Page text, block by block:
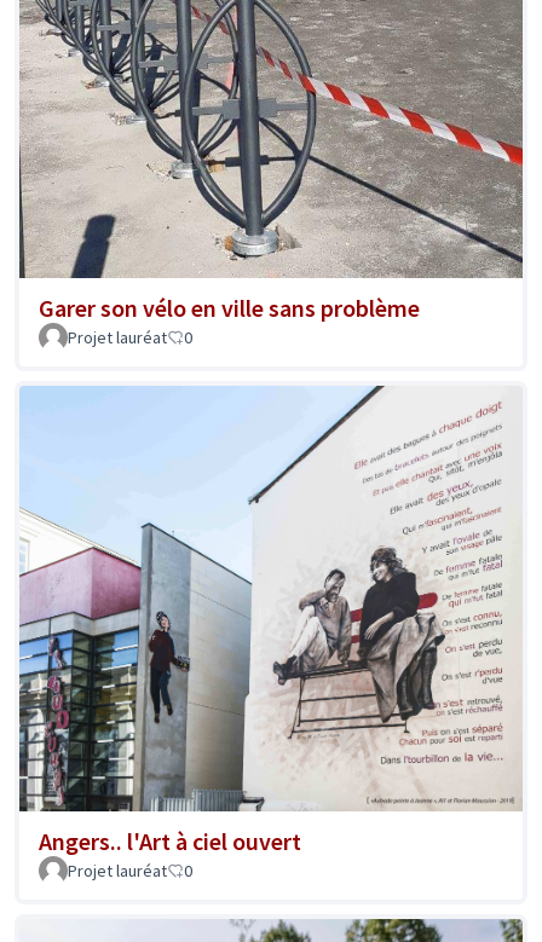
Garer son vélo en ville sans problème
Projet lauréat 0
Angers.. l'Art à ciel ouvert
Projet lauréat 0